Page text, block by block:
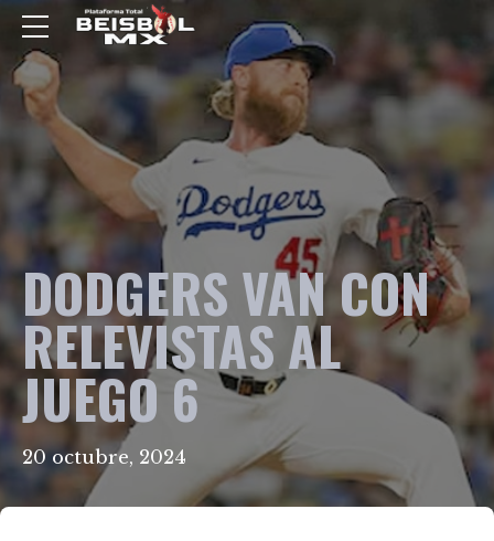
DODGERS VAN CON
RELEVISTAS AL
JUEGO 6
20 octubre, 2024